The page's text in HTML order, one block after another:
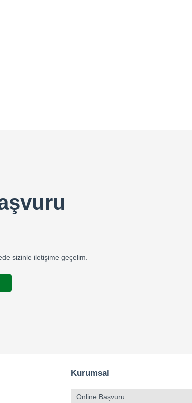
sizinle iletişime geçelim.
Kurumsal
Online Başvuru